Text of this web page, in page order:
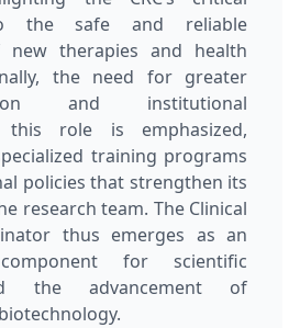
the safe and reliable
new therapies and health
the need for greater
and institutional
role is emphasized,
training programs
policies that strengthen its
research team. The Clinical
thus emerges as an
for scientific
the advancement of